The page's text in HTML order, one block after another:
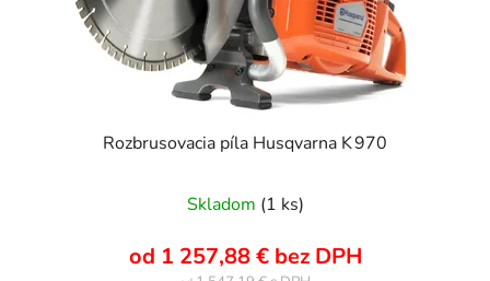
Rozbrusovacia píla Husqvarna K 970
Skladom (1 ks)
od 1 257,88 € bez DPH